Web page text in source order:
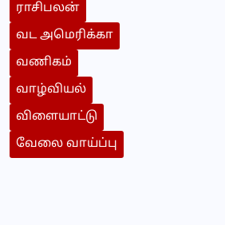
ராசிபலன்
வட அமெரிக்கா
வணிகம்
வாழ்வியல்
விளையாட்டு
வேலை வாய்ப்பு